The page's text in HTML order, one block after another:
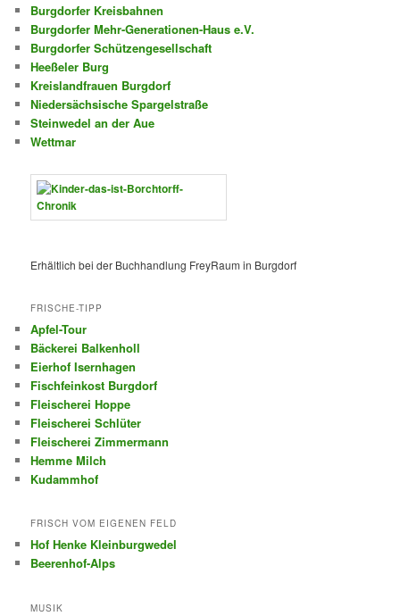
Burgdorfer Kreisbahnen
Burgdorfer Mehr-Generationen-Haus e.V.
Burgdorfer Schützengesellschaft
Heeßeler Burg
Kreislandfrauen Burgdorf
Niedersächsische Spargelstraße
Steinwedel an der Aue
Wettmar
Erhältlich bei der Buchhandlung FreyRaum in Burgdorf
FRISCHE-TIPP
Apfel-Tour
Bäckerei Balkenholl
Eierhof Isernhagen
Fischfeinkost Burgdorf
Fleischerei Hoppe
Fleischerei Schlüter
Fleischerei Zimmermann
Hemme Milch
Kudammhof
FRISCH VOM EIGENEN FELD
Hof Henke Kleinburgwedel
Beerenhof-Alps
MUSIK